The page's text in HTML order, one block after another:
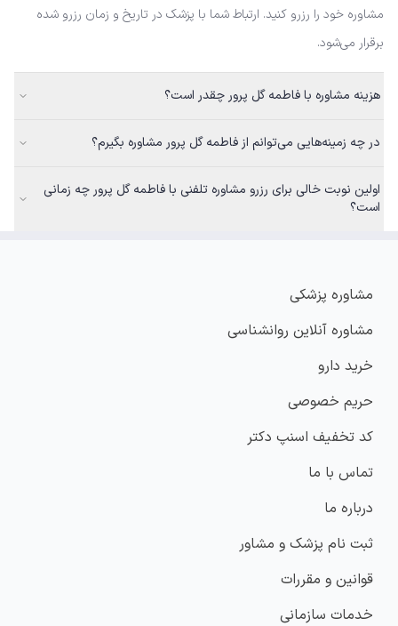
مشاوره خود را رزرو کنید. ارتباط شما با پزشک در تاریخ و زمان رزرو شده
برقرار می‌شود.
هزینه مشاوره با فاطمه گل پرور چقدر است؟
در چه زمینه‌هایی می‌توانم از فاطمه گل پرور مشاوره بگیرم؟
اولین نوبت خالی برای رزرو مشاوره تلفنی با فاطمه گل پرور چه زمانی
است؟
مشاوره پزشکی
مشاوره آنلاین روانشناسی
خرید دارو
حریم خصوصی
کد تخفیف اسنپ دکتر
تماس با ما
درباره ما
ثبت نام پزشک و مشاور
قوانین و مقررات
خدمات سازمانی